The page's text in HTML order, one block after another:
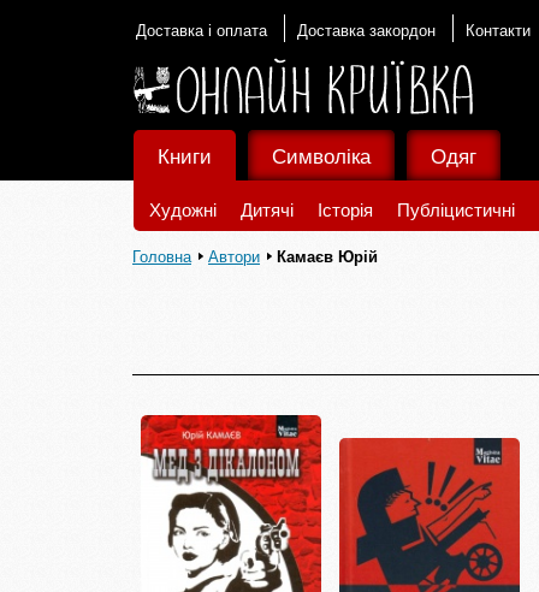
Доставка і оплата Доставка закордон Контакти
Книги
Художні Дитячі Історія Публіцистичні
Символіка Одяг
Головна Автори Камаєв Юрій